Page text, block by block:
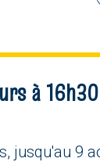
à
jusqu'au 9